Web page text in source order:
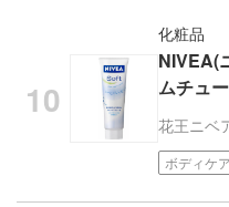
化粧品
NIVEA(
ムチュ
花王 ニベ
ボディケア